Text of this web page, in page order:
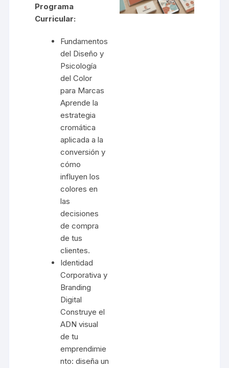
Programa
Curricular:
Fundamentos
del Diseño y
Psicología
del Color
para Marcas
Aprende la
estrategia
cromática
aplicada a la
conversión y
cómo
influyen los
colores en
las
decisiones
de compra
de tus
clientes.
Identidad
Corporativa y
Branding
Digital
Construye el
ADN visual
de tu
emprendimie
nto: diseña un